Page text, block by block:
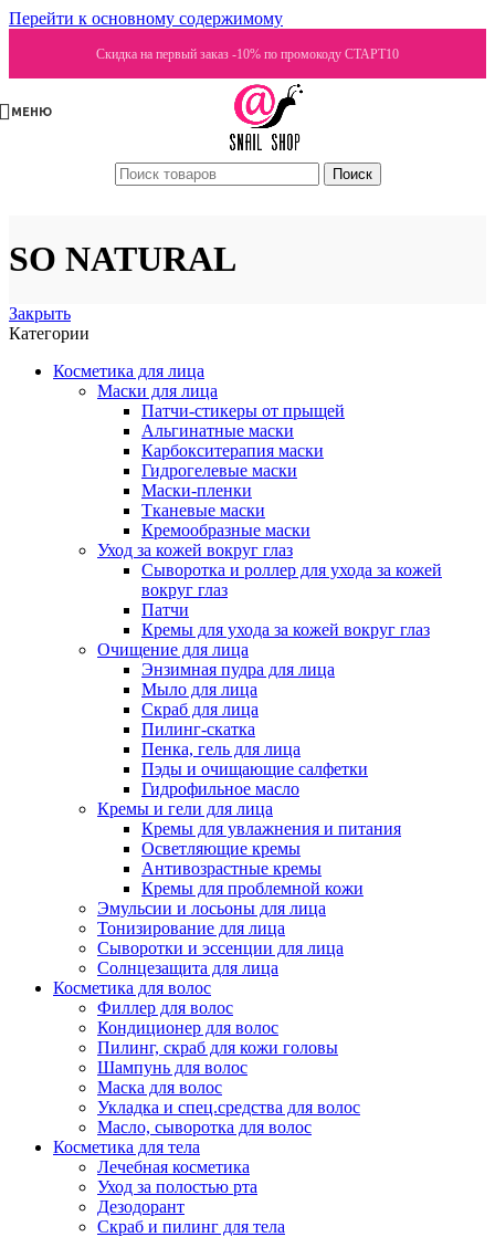
Перейти к основному содержимому
Скидка на первый заказ -10% по промокоду СТАРТ10
МЕНЮ
Поиск
SO NATURAL
Закрыть
Категории
Косметика для лица
Маски для лица
Патчи-стикеры от прыщей
Альгинатные маски
Карбокситерапия маски
Гидрогелевые маски
Маски-пленки
Тканевые маски
Кремообразные маски
Уход за кожей вокруг глаз
Сыворотка и роллер для ухода за кожей
вокруг глаз
Патчи
Кремы для ухода за кожей вокруг глаз
Очищение для лица
Энзимная пудра для лица
Мыло для лица
Скраб для лица
Пилинг-скатка
Пенка, гель для лица
Пэды и очищающие салфетки
Гидрофильное масло
Кремы и гели для лица
Кремы для увлажнения и питания
Осветляющие кремы
Антивозрастные кремы
Кремы для проблемной кожи
Эмульсии и лосьоны для лица
Тонизирование для лица
Сыворотки и эссенции для лица
Солнцезащита для лица
Косметика для волос
Филлер для волос
Кондиционер для волос
Пилинг, скраб для кожи головы
Шампунь для волос
Маска для волос
Укладка и спец.средства для волос
Масло, сыворотка для волос
Косметика для тела
Лечебная косметика
Уход за полостью рта
Дезодорант
Скраб и пилинг для тела